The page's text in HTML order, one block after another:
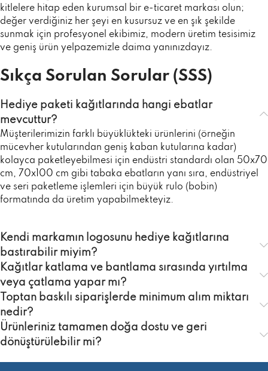
kitlelere hitap eden kurumsal bir e-ticaret markası olun;
değer verdiğiniz her şeyi en kusursuz ve en şık şekilde
sunmak için profesyonel ekibimiz, modern üretim tesisimiz
ve geniş ürün yelpazemizle daima yanınızdayız.
Sıkça Sorulan Sorular (SSS)
Hediye paketi kağıtlarında hangi ebatlar
mevcuttur?
Müşterilerimizin farklı büyüklükteki ürünlerini (örneğin
mücevher kutularından geniş kaban kutularına kadar)
kolayca paketleyebilmesi için endüstri standardı olan 50x70
cm, 70x100 cm gibi tabaka ebatların yanı sıra, endüstriyel
ve seri paketleme işlemleri için büyük rulo (bobin)
formatında da üretim yapabilmekteyiz.
Kendi markamın logosunu hediye kağıtlarına
bastırabilir miyim?
Kağıtlar katlama ve bantlama sırasında yırtılma
veya çatlama yapar mı?
Toptan baskılı siparişlerde minimum alım miktarı
nedir?
Ürünleriniz tamamen doğa dostu ve geri
dönüştürülebilir mi?